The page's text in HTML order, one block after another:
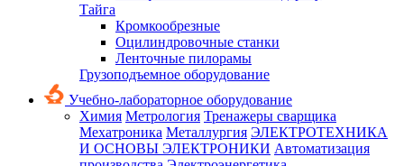
Тайга
Кромкообрезные
Оцилиндровочные станки
Ленточные пилорамы
Грузоподъемное оборудование
Учебно-лабораторное оборудование
Химия Метрология Тренажеры сварщика
Мехатроника Металлургия ЭЛЕКТРОТЕХНИКА
И ОСНОВЫ ЭЛЕКТРОНИКИ Автоматизация